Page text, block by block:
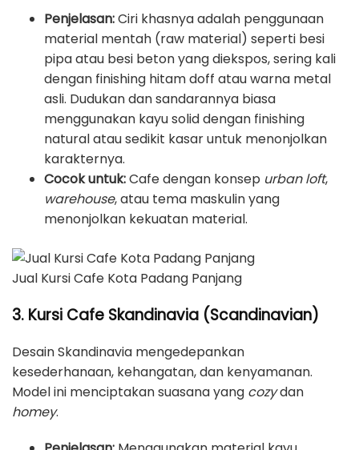
Penjelasan:Ciri khasnya adalah penggunaan
material mentah (raw material) seperti besi
pipa atau besi beton yang diekspos, sering kali
dengan finishing hitam doff atau warna metal
asli. Dudukan dan sandarannya biasa
menggunakan kayu solid dengan finishing
natural atau sedikit kasar untuk menonjolkan
karakternya.
Cocok untuk:Cafe dengan konsep urban loft,
warehouse, atau tema maskulin yang
menonjolkan kekuatan material.
Jual Kursi Cafe Kota Padang Panjang
3. Kursi Cafe Skandinavia (Scandinavian)
Desain Skandinavia mengedepankan
kesederhanaan, kehangatan, dan kenyamanan.
Model ini menciptakan suasana yang cozydan
homey.